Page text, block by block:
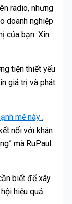
radio, nhưng
doanh nghiệp
của bạn. Xin
tiện thiết yếu
giá trị và phát
mẽ này ,
nối với khán
mà RuPaul
biết để xây
hiệu quả